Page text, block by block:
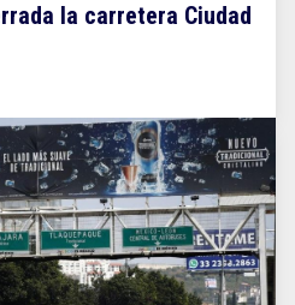
la carretera Ciudad